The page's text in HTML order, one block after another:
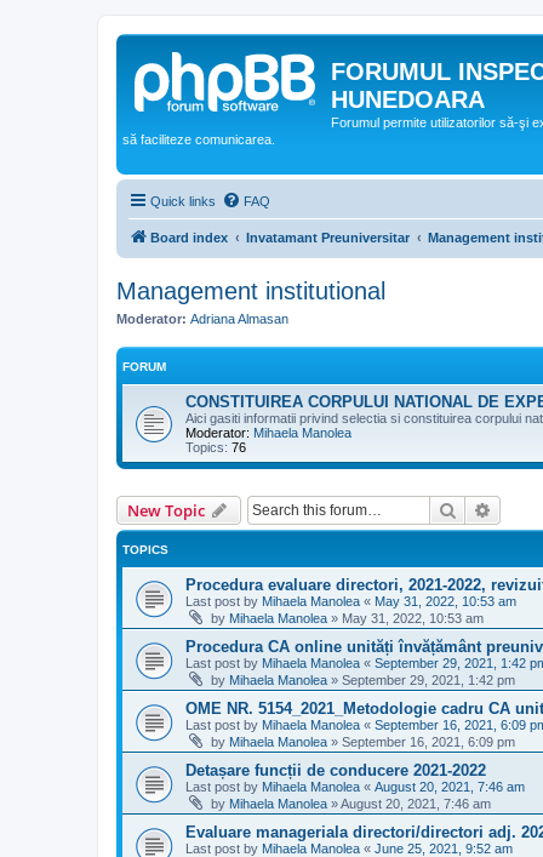
FORUMUL
HUNEDOARA
Forumul permite utilizatorilor să-şi
să faciliteze comunicarea.
Quick links FAQ
Board index Invatamant Preuniversitar Management
Management institutional
Moderator: Adriana Almasan
FORUM
CONSTITUIREA CORPULUI NATIONAL DE
Aici gasiti informatii privind selectia si constituirea corpului
Moderator: Mihaela Manolea
Topics: 76
New Topic Search
TOPICS
Procedura evaluare directori, 2021-2022,
Last post by Mihaela Manolea « May 31, 2022, 10:53 am
by Mihaela Manolea » May 31, 2022, 10:53 am
Procedura CA online unități învățământ
Last post by Mihaela Manolea « September 29, 2021, 1:42
by Mihaela Manolea » September 29, 2021, 1:42 pm
OME NR. 5154_2021_Metodologie cadru CA
Last post by Mihaela Manolea « September 16, 2021, 6:09
by Mihaela Manolea » September 16, 2021, 6:09 pm
Detașare funcții de conducere 2021-2022
Last post by Mihaela Manolea « August 20, 2021, 7:46 am
by Mihaela Manolea »August 20, 2021, 7:46 am
Evaluare manageriala directori/directori adj.
Last post by Mihaela Manolea « June 25, 2021, 9:52 am